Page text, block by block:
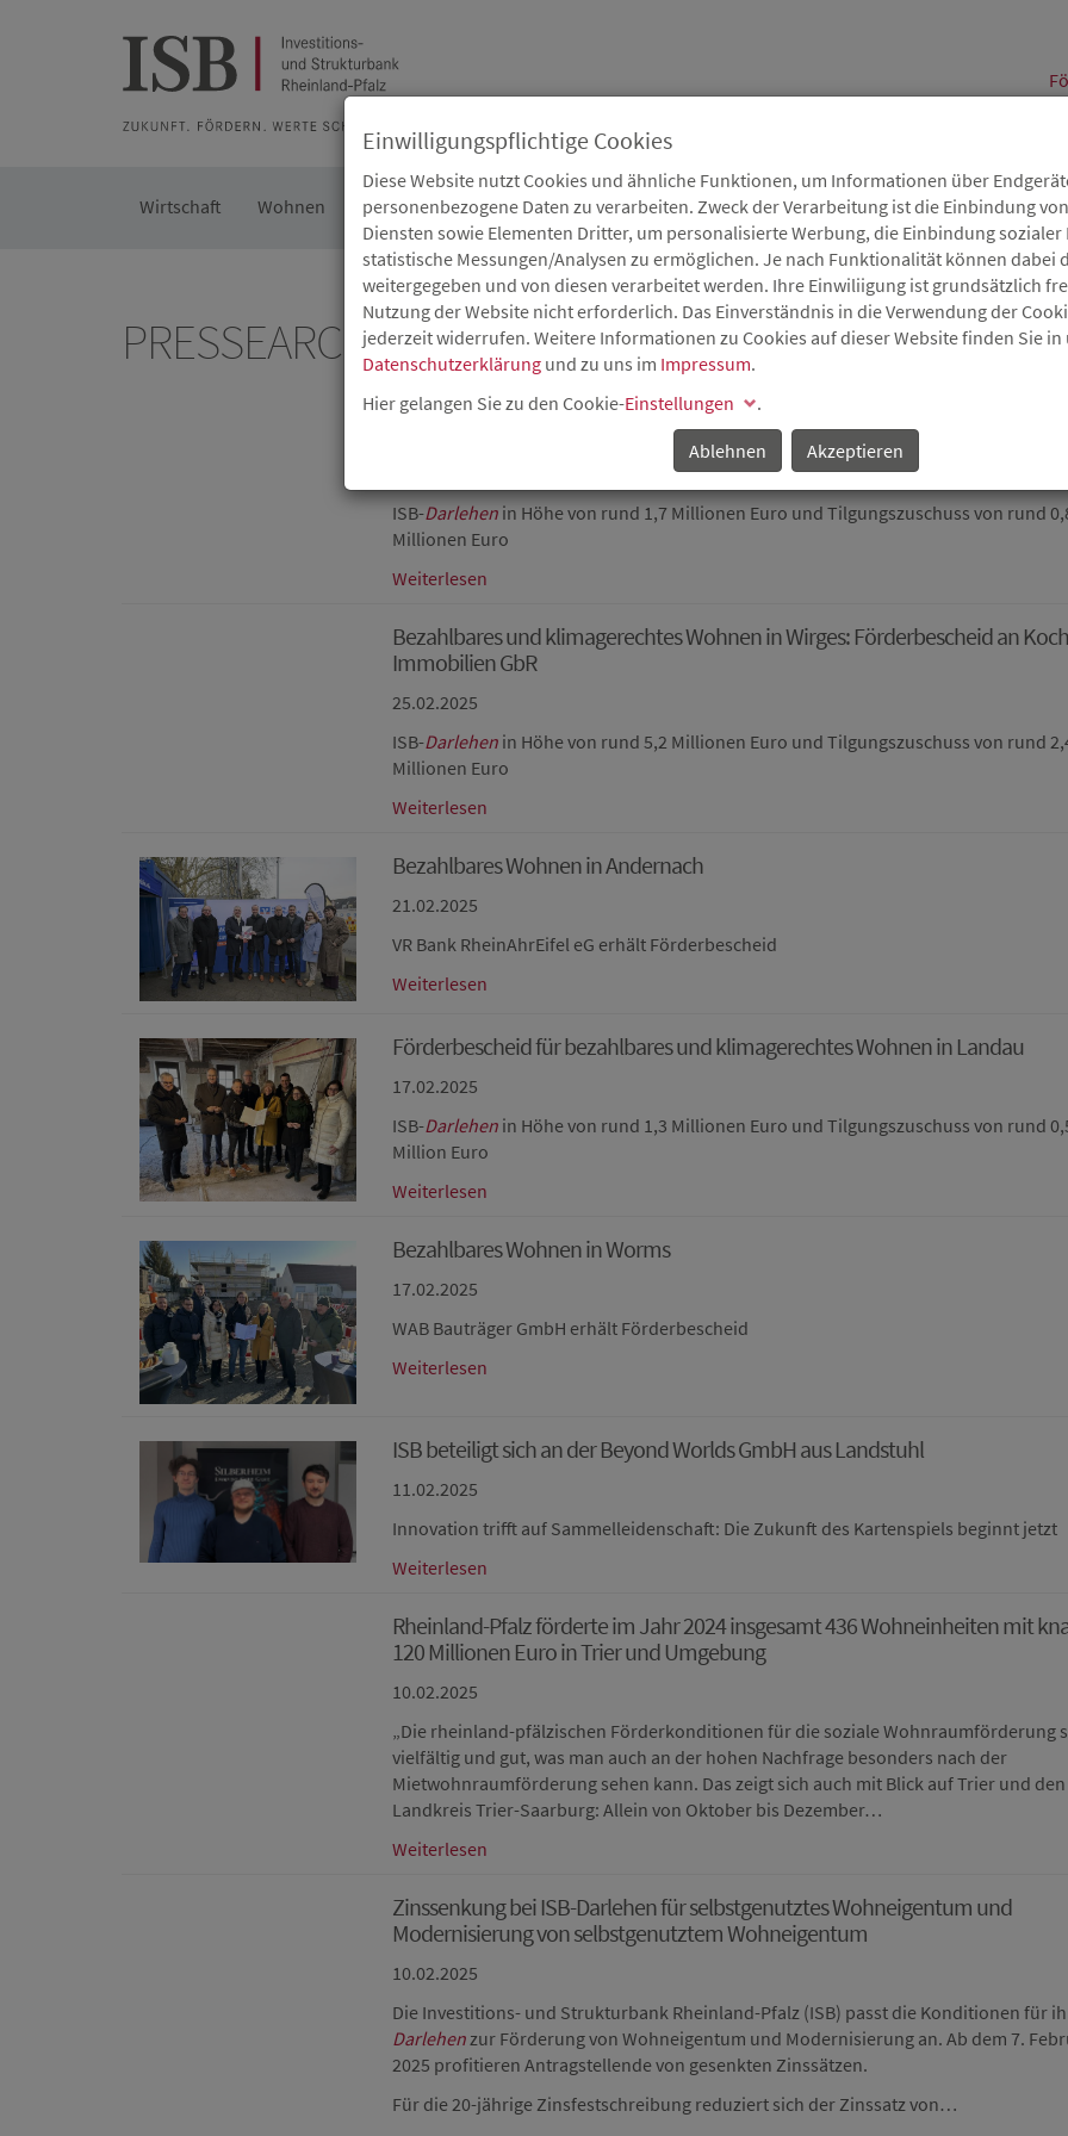
Wirtschaft Wohnen Kommunal Die ISB Karriere Service Aktuelles
PRESSEARCHIV
Bezahlbares und klimagerechtes Wohnen in Wittlich: Förderbescheid an
ISB-Darlehenin Höhe von rund 1,7 Millionen Euro und Tilgungszuschuss von rund
Millionen Euro
Weiterlesen
Bezahlbares und klimagerechtes Wohnen in Wirges: Förderbescheid an Koch
Immobilien GbR
25.02.2025
ISB-Darlehenin Höhe von rund 5,2 Millionen Euro und Tilgungszuschuss von rund
Millionen Euro
Weiterlesen
Bezahlbares Wohnen in Andernach
21.02.2025
VR Bank RheinAhrEifel eG erhält Förderbescheid
Weiterlesen
Förderbescheid für bezahlbares und klimagerechtes Wohnen in Landau
17.02.2025
ISB-Darlehenin Höhe von rund 1,3 Millionen Euro und Tilgungszuschuss von rund
Million Euro
Weiterlesen
Bezahlbares Wohnen in Worms
17.02.2025
WAB Bauträger GmbH erhält Förderbescheid
Weiterlesen
ISB beteiligt sich an der Beyond Worlds GmbH aus Landstuhl
11.02.2025
Innovation trifft auf Sammelleidenschaft: Die Zukunft des Kartenspiels beginnt jetzt
Weiterlesen
Rheinland-Pfalz förderte im Jahr 2024 insgesamt 436 Wohneinheiten mit
120 Millionen Euro in Trier und Umgebung
10.02.2025
„Die rheinland-pfälzischen Förderkonditionen für die soziale Wohnraumförderung
vielfältig und gut, was man auch an der hohen Nachfrage besonders nach der
Mietwohnraumförderung sehen kann. Das zeigt sich auch mit Blick auf Trier und den
Landkreis Trier-Saarburg: Allein von Oktober bis Dezember…
Weiterlesen
Zinssenkung bei ISB-Darlehen für selbstgenutztes Wohneigentum und
Modernisierung von selbstgenutztem Wohneigentum
10.02.2025
Die Investitions- und Strukturbank Rheinland-Pfalz (ISB) passt die Konditionen für
Darlehenzur Förderung von Wohneigentum und Modernisierung an. Ab dem 7.
2025 profitieren Antragstellende von gesenkten Zinssätzen.
Für die 20-jährige Zinsfestschreibung reduziert sich der Zinssatz von…
Einwilligungspflichtige Cookies
Diese Website nutzt Cookies und ähnliche Funktionen, um Informationen über
personenbezogene Daten zu verarbeiten. Zweck der Verarbeitung ist die Einbindung
Diensten sowie Elementen Dritter, um personalisierte Werbung, die Einbindung sozialer
statistische Messungen/Analysen zu ermöglichen. Je nach Funktionalität können dabei
weitergegeben und von diesen verarbeitet werden. Ihre Einwiliigung ist grundsätzlich
Nutzung der Website nicht erforderlich. Das Einverständnis in die Verwendung der
jederzeit widerrufen. Weitere Informationen zu Cookies auf dieser Website finden Sie in
Datenschutzerklärung und zu uns im Impressum.
Hier gelangen Sie zu den Cookie-Einstellungen
.
Ablehnen
Akzeptieren